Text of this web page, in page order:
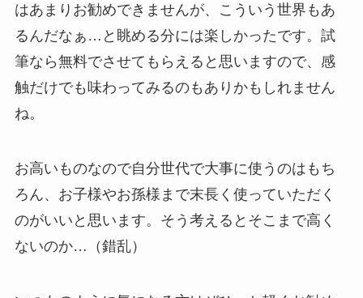
はあまりお勧めできませんが、こういう世界もあ
るんだなぁ…と眺める分には楽しかったです。試
筆なら無料でさせてもらえると思いますので、感
触だけでも味わってみるのもありかもしれません
ね。
お高いものなので自分世代で大事に使うのはもち
ろん、お子様やお孫様まで末長く使っていただく
のがいいと思います。そう考えるとそこまで高く
ないのか…（錯乱）